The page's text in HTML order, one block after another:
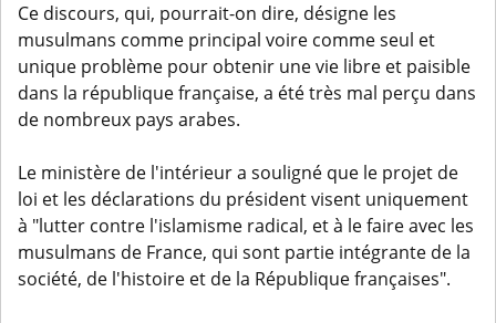
Ce discours, qui, pourrait-on dire, désigne les
musulmans comme principal voire comme seul et
unique problème pour obtenir une vie libre et paisible
dans la république française, a été très mal perçu dans
de nombreux pays arabes.
Le ministère de l'intérieur a souligné que le projet de
loi et les déclarations du président visent uniquement
à "lutter contre l'islamisme radical, et à le faire avec les
musulmans de France, qui sont partie intégrante de la
société, de l'histoire et de la République françaises".